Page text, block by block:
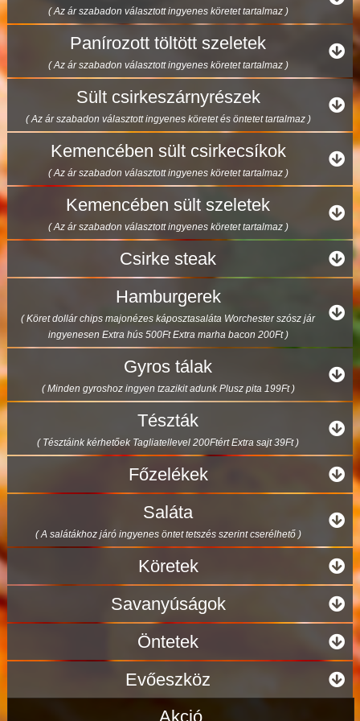
( Az ár szabadon választott ingyenes köretet tartalmaz )
Panírozott töltött szeletek
( Az ár szabadon választott ingyenes köretet tartalmaz )
Sült csirkeszárnyrészek
( Az ár szabadon választott ingyenes köretet és öntetet tartalmaz )
Kemencében sült csirkecsíkok
( Az ár szabadon választott ingyenes köretet tartalmaz )
Kemencében sült szeletek
( Az ár szabadon választott ingyenes köretet tartalmaz )
Csirke steak
Hamburgerek
( Köret dollár chips majonézes káposztasaláta Worchester szósz jár
ingyenesen Extra hús 500Ft Extra marha bacon 200Ft )
Gyros tálak
( Minden gyroshoz ingyen tzazikit adunk Plusz pita 199Ft )
Tészták
( Tésztáink kérhetőek Tagliatellevel 200Ftért Extra sajt 39Ft )
Főzelékek
Saláta
( A salátákhoz járó ingyenes öntet tetszés szerint cserélhető )
Köretek
Savanyúságok
Öntetek
Evőeszköz
Akció